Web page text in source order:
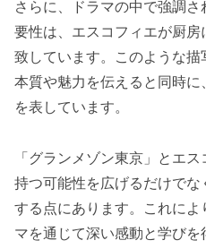
さらに、ドラマの中で強調
要性は、エスコフィエが厨
致しています。このような
本質や魅力を伝えると同時
を表しています。
「グランメゾン東京」とエ
持つ可能性を広げるだけで
する点にあります。これに
マを通じて深い感動と学びを